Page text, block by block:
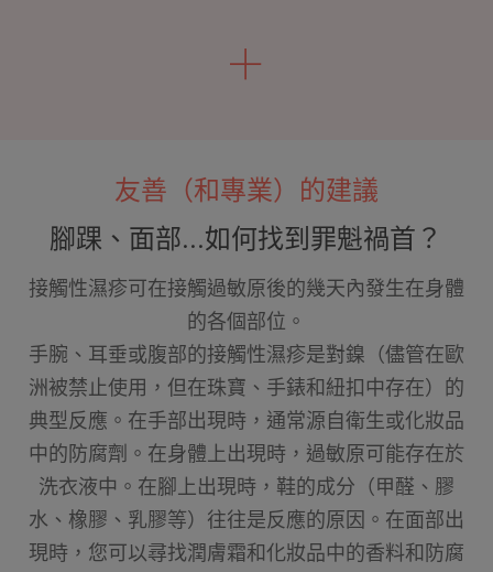
友善（和專業）的建議
腳踝、面部...如何找到罪魁禍首？
接觸性濕疹可在接觸過敏原後的幾天內發生在身體
的各個部位。
手腕、耳垂或腹部的接觸性濕疹是對鎳（儘管在歐
洲被禁止使用，但在珠寶、手錶和紐扣中存在）的
典型反應。在手部出現時，通常源自衛生或化妝品
中的防腐劑。在身體上出現時，過敏原可能存在於
洗衣液中。在腳上出現時，鞋的成分（甲醛、膠
水、橡膠、乳膠等）往往是反應的原因。在面部出
現時，您可以尋找潤膚霜和化妝品中的香料和防腐